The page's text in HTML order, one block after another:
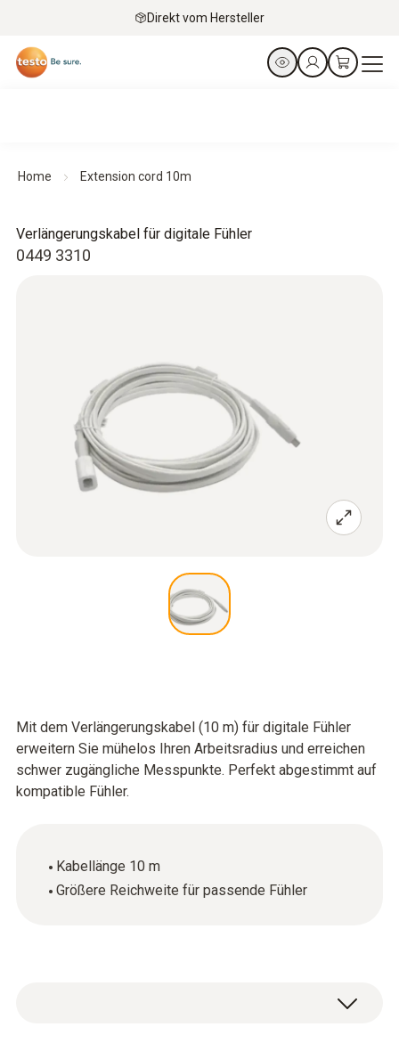
Direkt vom Hersteller
Home Extension cord 10m
0449 3310
Verlängerungskabel für digitale Fühler
Mit dem Verlängerungskabel (10 m) für digitale Fühler
erweitern Sie mühelos Ihren Arbeitsradius und erreichen
schwer zugängliche Messpunkte. Perfekt abgestimmt auf
kompatible Fühler.
Kabellänge 10 m
Größere Reichweite für passende Fühler